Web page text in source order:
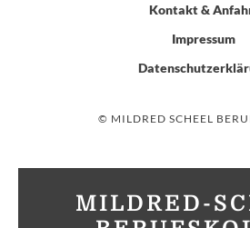
Kontakt &
Impressum
© MILDRED SCHEEL
MILDRED-